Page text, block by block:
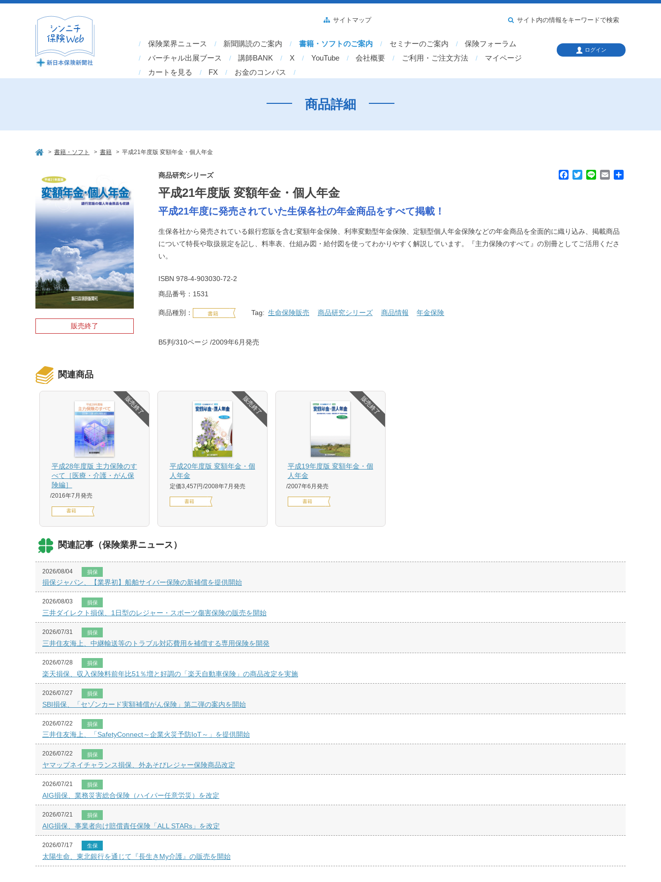
保険業界ニュース 新聞購読のご案内 書籍・ソフトのご案内 セミナーのご案内
保険フォーラム
バーチャル出展ブース
講師BANK X YouTube 会社概要 ご利用・ご注文方法
マイページ
カートを見る
FX お金のコンパス
サイトマップ サイト内の情報をキーワードで検索
ログイン
商品詳細
> 書籍・ソフト > 書籍 > 平成21年度版 変額年金・個人年金
販売終了
o
k
r
商品研究シリーズ
平成21年度版 変額年金・個人年金
平成21年度に発売されていた生保各社の年金商品をすべて掲載！
生保各社から発売されている銀行窓販を含む変額年金保険、利率変動型年金保険、定額型個人年金保険などの年金商品を全面的に織り込み、掲載商品
について特長や取扱規定を記し、料率表、仕組み図・給付図を使ってわかりやすく解説しています。『主力保険のすべて』の別冊としてご活用くださ
い。
ISBN 978-4-903030-72-2
商品番号：1531
商品種別： 書籍 Tag: 生命保険販売 商品研究シリーズ 商品情報 年金保険
B5判/310ページ 2009年6月発売
関連商品
販売終了
平成28年度版 主力保険のす
べて［医療・介護・がん保
険編］
2016年7月発売
書籍
販売終了
平成20年度版 変額年金・個
人年金
定価3,457円 2008年7月発売
書籍
販売終了
平成19年度版 変額年金・個
人年金
2007年6月発売
書籍
関連記事（保険業界ニュース）
2026/08/04 損保
損保ジャパン、【業界初】船舶サイバー保険の新補償を提供開始
2026/08/03 損保
三井ダイレクト損保、1日型のレジャー・スポーツ傷害保険の販売を開始
2026/07/31 損保
三井住友海上、中継輸送等のトラブル対応費用を補償する専用保険を開発
2026/07/28 損保
楽天損保、収入保険料前年比51％増と好調の「楽天自動車保険」の商品改定を実施
2026/07/27 損保
SBI損保、「セゾンカード実額補償がん保険」第二弾の案内を開始
2026/07/22 損保
三井住友海上、「SafetyConnect～企業火災予防IoT～」を提供開始
2026/07/22 損保
ヤマップネイチャランス損保、外あそびレジャー保険商品改定
2026/07/21 損保
AIG損保、業務災害総合保険（ハイパー任意労災）を改定
2026/07/21 損保
AIG損保、事業者向け賠償責任保険「ALL STARs」を改定
2026/07/17 生保
太陽生命、東北銀行を通じて『長生きMy介護』の販売を開始